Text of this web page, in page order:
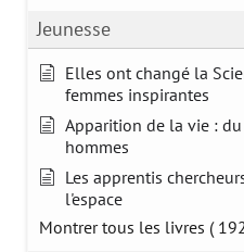
Jeunesse
Elles ont changé la
femmes inspirantes
Apparition de la vie :
hommes
Les apprentis
l'espace
Montrer tous les livres (